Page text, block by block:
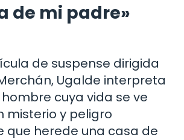
de mi padre»
de suspense dirigida
Ugalde interpreta
cuya vida se ve
misterio y peligro
que herede una casa de